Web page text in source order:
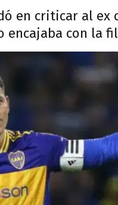
en criticar al ex
encajaba con la